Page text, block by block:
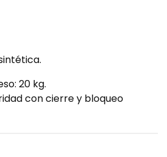
20 kg.
con cierre y bloqueo